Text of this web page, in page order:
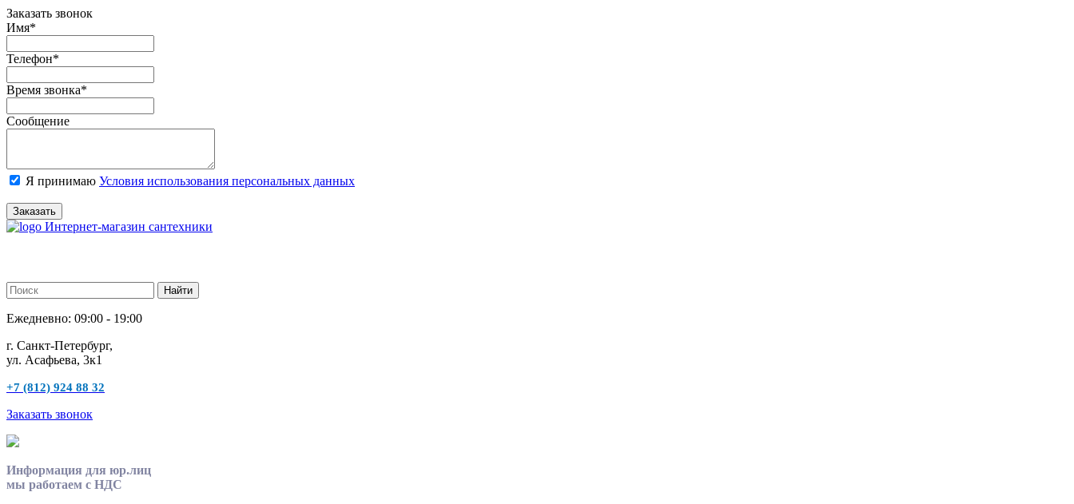
Заказать звонок
Имя*
Телефон*
Время звонка*
Сообщение
Я принимаю Условия использования персональных данных
Заказать
Интернет-магазин сантехники
Ежедневно: 09:00 - 19:00
г. Санкт-Петербург,
ул. Асафьева, 3к1
+7 (812) 924 88 32
Заказать звонок
Информация для юр.лиц
мы работаем с НДС